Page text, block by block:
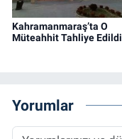
Kahramanmaraş’ta O
Müteahhit Tahliye Edildi
Yorumlar